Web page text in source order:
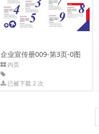
企业宣传册009-第3页-0图
内页
已被下载 2 次